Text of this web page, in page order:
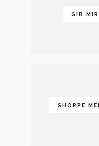
GIB
SHOPPE